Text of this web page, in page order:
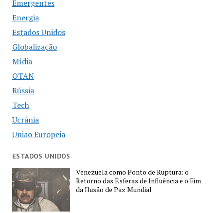
Emergentes
Energia
Estados Unidos
Globalização
Mídia
OTAN
Rússia
Tech
Ucrânia
União Europeia
ESTADOS UNIDOS
Venezuela como Ponto de Ruptura: o
Retorno das Esferas de Influência e o Fim
da Ilusão de Paz Mundial